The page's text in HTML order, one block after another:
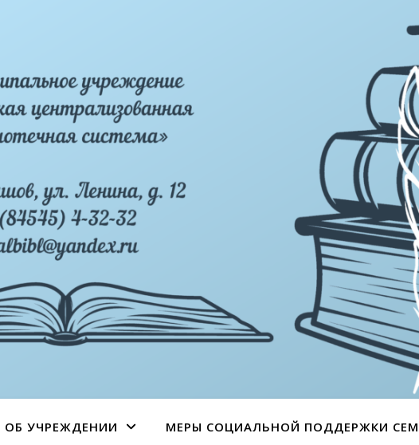
ОБ УЧРЕЖДЕНИИ МЕРЫ СОЦИАЛЬНОЙ ПОДДЕРЖКИ